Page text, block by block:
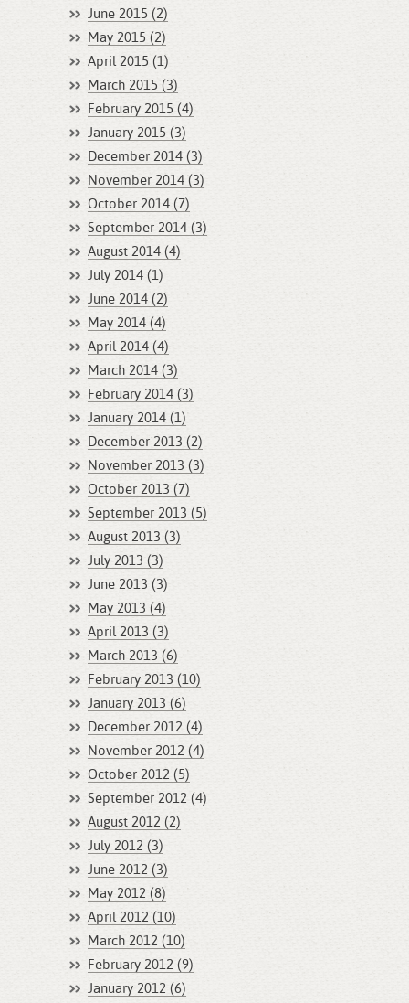
June 2015 (2)
May 2015 (2)
April 2015 (1)
March 2015 (3)
February 2015 (4)
January 2015 (3)
December 2014 (3)
November 2014 (3)
October 2014 (7)
September 2014 (3)
August 2014 (4)
July 2014 (1)
June 2014 (2)
May 2014 (4)
April 2014 (4)
March 2014 (3)
February 2014 (3)
January 2014 (1)
December 2013 (2)
November 2013 (3)
October 2013 (7)
September 2013 (5)
August 2013 (3)
July 2013 (3)
June 2013 (3)
May 2013 (4)
April 2013 (3)
March 2013 (6)
February 2013 (10)
January 2013 (6)
December 2012 (4)
November 2012 (4)
October 2012 (5)
September 2012 (4)
August 2012 (2)
July 2012 (3)
June 2012 (3)
May 2012 (8)
April 2012 (10)
March 2012 (10)
February 2012 (9)
January 2012 (6)